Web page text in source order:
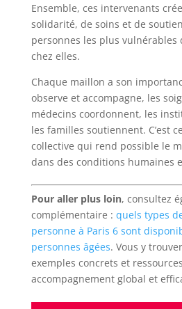
Ensemble, ces intervenants
solidarité, de soins et de
personnes les plus vulnérables
chez elles.
Chaque maillon a son
observe et accompagne, les
médecins coordonnent, les
les familles soutiennent. C’est
collective qui rend possible le
dans des conditions humaines
Pour aller plus loin, consultez
complémentaire : quels types
personne à Paris 6 sont
personnes âgées. Vous y
exemples concrets et
accompagnement global et